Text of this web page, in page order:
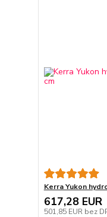
Kerra Yukon
617,28 EUR
501,85 EUR bez